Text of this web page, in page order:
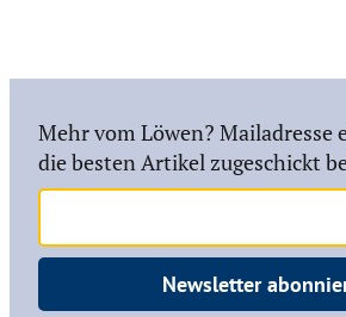
Mehr vom Löwen? Mailadresse
die besten Artikel zugeschickt
Newsletter